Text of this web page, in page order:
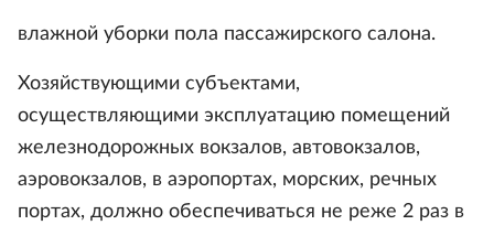
влажной уборки пола пассажирского салона.
Хозяйствующими субъектами,
осуществляющими эксплуатацию помещений
железнодорожных вокзалов, автовокзалов,
аэровокзалов, в аэропортах, морских, речных
портах, должно обеспечиваться не реже 2 раз в